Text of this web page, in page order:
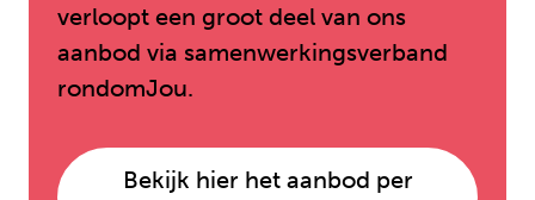
verloopt een groot deel van ons
aanbod via samenwerkingsverband
rondomJou.
Bekijk hier het aanbod per